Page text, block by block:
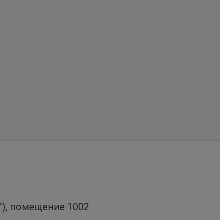
помещение 1002